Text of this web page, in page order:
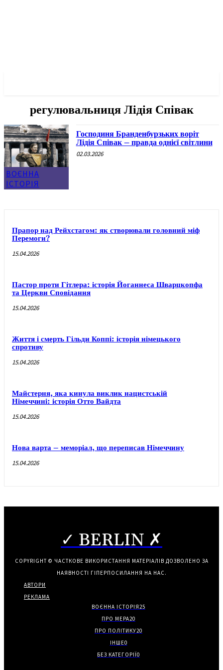
регулювальниця Лідія Співак
ВОЄННА
ІСТОРІЯ
Господиня Бранденбурзьких воріт
Лідія Співак – правда однієї світлини
02.03.2026
Прапор над Рейхстагом: як створювали головний міф
Перемоги?
15.04.2026
Пастор проти Гітлера: історія Йоганнеса Шварцкопфа
та Церкви Сповідання
15.04.2026
Життя і смерть Гільди Коппі: історія німецького
спротиву
15.04.2026
Майстерня, яка кинула виклик нацистській
Німеччині: історія Отто Вайдта
15.04.2026
Нова варта – меморіал, що переписав Німеччину
15.04.2026
✓ BERLIN ✗
COPYRIGHT © ЧАСТКОВЕ ВИКОРИСТАННЯ МАТЕРІАЛІВ ДОЗВОЛЕНО ЗА
НАЯВНОСТІ ГІПЕРПОСИЛАННЯ НА НАС.
АВТОРИ
РЕКЛАМА
ВОЄННА ІСТОРІЯ25
ПРО МЕРА20
ПРО ПОЛІТИКУ20
ІНШЕ0
БЕЗ КАТЕГОРІЇ0